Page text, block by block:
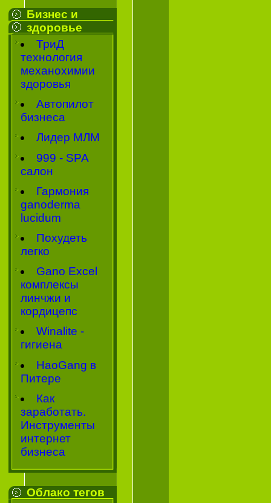
Бизнес и
здоровье
ТриД
технология
механохимии
здоровья
Автопилот
бизнеса
Лидер МЛМ
999 - SPA
салон
Гармония
ganoderma
lucidum
Похудеть
легко
Gano Excel
комплексы
линчжи и
кордицепс
Winalite -
гигиена
HaoGang в
Питере
Как
заработать.
Инструменты
интернет
бизнеса
Облако тегов